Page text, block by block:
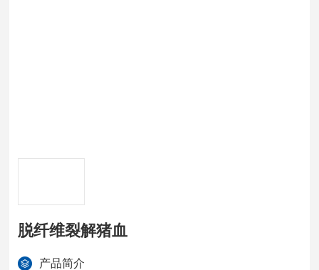
脱纤维裂解猪血
产品简介